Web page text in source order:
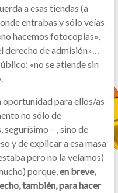
a esas tiendas (a
entrabas y sólo veías
hacemos fotocopias»,
derecho de admisión»…
«no se atiende sin
oportunidad para ellos/as
no sólo de
segurísimo – , sino de
y de explicar a esa masa
pero no la veíamos)
porque,en breve,
también, para hacer